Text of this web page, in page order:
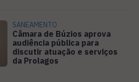
SANEAMENTO
Câmara de Búzios aprova
audiência pública para
discutir atuação e serviços
da Prolagos